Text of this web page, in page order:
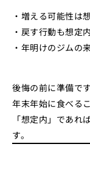
・増える可能性は
・戻す行動も想定内
・年明けのジムの
後悔の前に準備で
年末年始に食べる
「想定内」であ
す。